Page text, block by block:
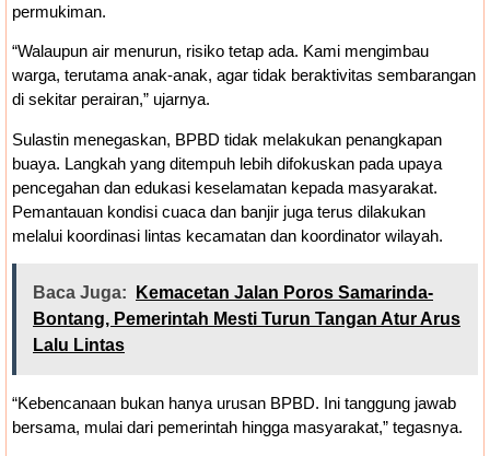
permukiman.
“Walaupun air menurun, risiko tetap ada. Kami mengimbau
warga, terutama anak-anak, agar tidak beraktivitas sembarangan
di sekitar perairan,” ujarnya.
Sulastin menegaskan, BPBD tidak melakukan penangkapan
buaya. Langkah yang ditempuh lebih difokuskan pada upaya
pencegahan dan edukasi keselamatan kepada masyarakat.
Pemantauan kondisi cuaca dan banjir juga terus dilakukan
melalui koordinasi lintas kecamatan dan koordinator wilayah.
Baca Juga:
Kemacetan Jalan Poros Samarinda-
Bontang, Pemerintah Mesti Turun Tangan Atur Arus
Lalu Lintas
“Kebencanaan bukan hanya urusan BPBD. Ini tanggung jawab
bersama, mulai dari pemerintah hingga masyarakat,” tegasnya.